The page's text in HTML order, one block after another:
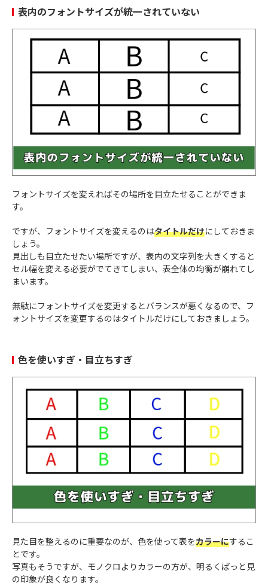
表内のフォントサイズが統一されていない
フォントサイズを変えればその場所を目立たせることができま
す。
ですが、フォントサイズを変えるのはタイトルだけにしておきま
しょう。
見出しも目立たせたい場所ですが、表内の文字列を大きくすると
セル幅を変える必要がでてきてしまい、表全体の均衡が崩れてし
まいます。
無駄にフォントサイズを変更するとバランスが悪くなるので、フ
ォントサイズを変更するのはタイトルだけにしておきましょう。
色を使いすぎ・目立ちすぎ
見た目を整えるのに重要なのが、色を使って表をカラーにするこ
とです。
写真もそうですが、モノクロよりカラーの方が、明るくぱっと見
の印象が良くなります。